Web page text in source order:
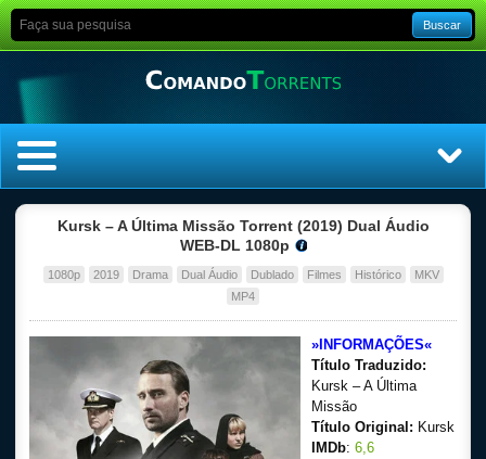
Buscar
Filmes
Dublado
Kursk – A Última Missão Torrent (2019) Dual Áudio
WEB-DL 1080p
1080p 2019 Drama Dual Áudio Dublado Filmes Histórico
MKV
MP4
»INFORMAÇÕES«
Título Traduzido:
Kursk – A Última
Missão
Título Original: Kursk
IMDb: 6,6